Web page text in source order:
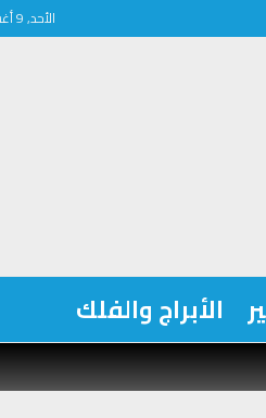
الأحد, 9 أغسطس, 2026
الأبراج والفلك